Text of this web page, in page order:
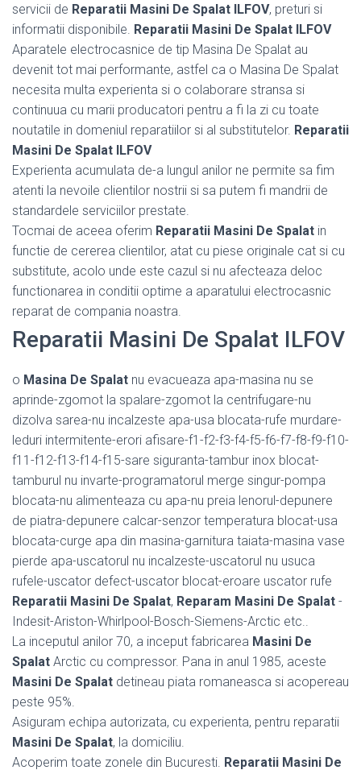
servicii de Reparatii Masini De Spalat ILFOV, preturi si
informatii disponibile. Reparatii Masini De Spalat ILFOV
Aparatele electrocasnice de tip Masina De Spalat au
devenit tot mai performante, astfel ca o Masina De Spalat
necesita multa experienta si o colaborare stransa si
continuua cu marii producatori pentru a fi la zi cu toate
noutatile in domeniul reparatiilor si al substitutelor. Reparatii
Masini De Spalat ILFOV
Experienta acumulata de-a lungul anilor ne permite sa fim
atenti la nevoile clientilor nostrii si sa putem fi mandrii de
standardele serviciilor prestate.
Tocmai de aceea oferim Reparatii Masini De Spalat in
functie de cererea clientilor, atat cu piese originale cat si cu
substitute, acolo unde este cazul si nu afecteaza deloc
functionarea in conditii optime a aparatului electrocasnic
reparat de compania noastra.
Reparatii Masini De Spalat ILFOV
o Masina De Spalat nu evacueaza apa-masina nu se
aprinde-zgomot la spalare-zgomot la centrifugare-nu
dizolva sarea-nu incalzeste apa-usa blocata-rufe murdare-
leduri intermitente-erori afisare-f1-f2-f3-f4-f5-f6-f7-f8-f9-f10-
f11-f12-f13-f14-f15-sare siguranta-tambur inox blocat-
tamburul nu invarte-programatorul merge singur-pompa
blocata-nu alimenteaza cu apa-nu preia lenorul-depunere
de piatra-depunere calcar-senzor temperatura blocat-usa
blocata-curge apa din masina-garnitura taiata-masina vase
pierde apa-uscatorul nu incalzeste-uscatorul nu usuca
rufele-uscator defect-uscator blocat-eroare uscator rufe
Reparatii Masini De Spalat, Reparam Masini De Spalat -
Indesit-Ariston-Whirlpool-Bosch-Siemens-Arctic etc..
La inceputul anilor 70, a inceput fabricarea Masini De
Spalat Arctic cu compressor. Pana in anul 1985, aceste
Masini De Spalat detineau piata romaneasca si acopereau
peste 95%.
Asiguram echipa autorizata, cu experienta, pentru reparatii
Masini De Spalat, la domiciliu.
Acoperim toate zonele din Bucuresti. Reparatii Masini De